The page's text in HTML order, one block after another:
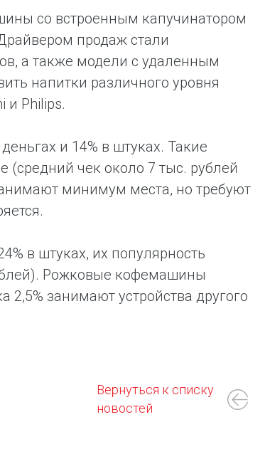
со встроенным капучинатором
продаж стали
а также модели с удаленным
напитки различного уровня
и Philips.
и 14% в штуках. Такие
(средний чек около 7 тыс. рублей
минимум места, но требуют
в штуках, их популярность
Рожковые кофемашины
занимают устройства другого
Вернуться к списку
новостей